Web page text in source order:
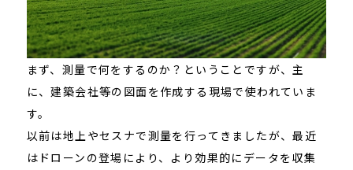
まず、測量で何をするのか？ということですが、主
に、建築会社等の図面を作成する現場で使われていま
す。
以前は地上やセスナで測量を行ってきましたが、最近
はドローンの登場により、より効果的にデータを収集